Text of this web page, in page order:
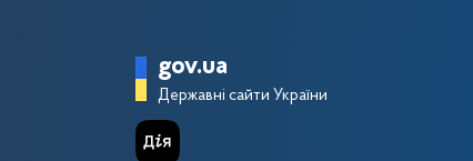
Головна сторінка
gov.ua
Державні сайти України